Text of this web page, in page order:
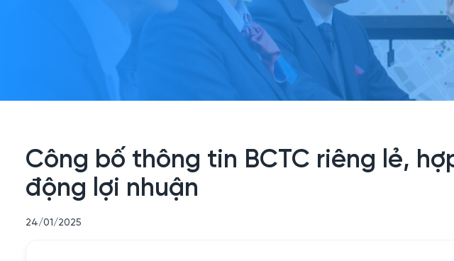
Công bố thông tin BCTC riêng lẻ,
động lợi nhuận
24/01/2025